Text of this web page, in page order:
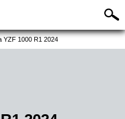
YZF 1000 R1 2024